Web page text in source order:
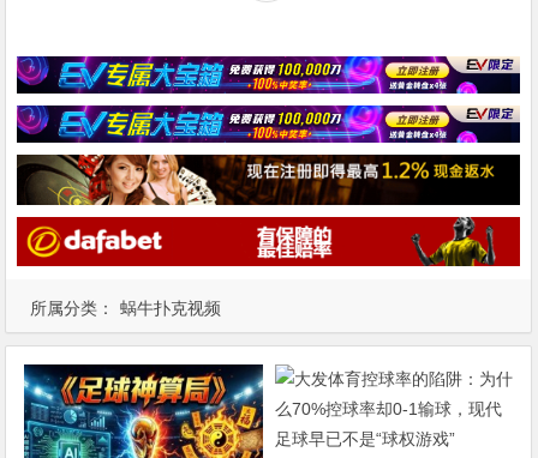
所属分类： 蜗牛扑克视频